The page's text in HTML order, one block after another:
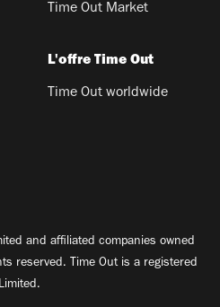
Time Out Market
L'offre Time Out
Time Out worldwide
and affiliated companies owned
reserved. Time Out is a registered